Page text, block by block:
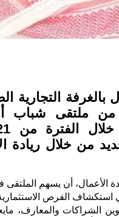
بالغرفة التجارية
من ملتقى شباب
من خلال ريادة
الأعمال، أن يسهم الملتقى
استكشاف الفرص
الشراكات والمعارف،